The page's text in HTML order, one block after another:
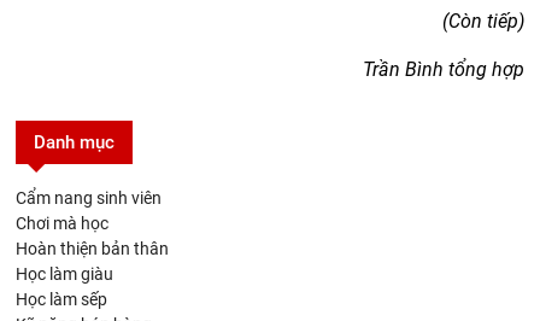
(Còn tiếp)
Trần Bình tổng hợp
Danh mục
Cẩm nang sinh viên
Chơi mà học
Hoàn thiện bản thân
Học làm giàu
Học làm sếp